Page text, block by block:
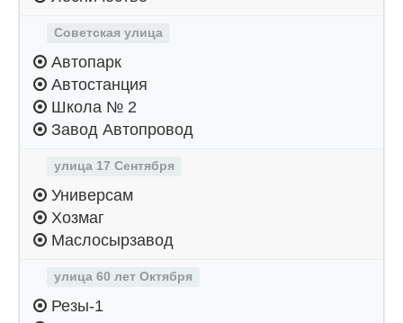
Советская улица
Автопарк
Автостанция
Школа № 2
Завод Автопровод
улица 17 Сентября
Универсам
Хозмаг
Маслосырзавод
улица 60 лет Октября
Резы-1